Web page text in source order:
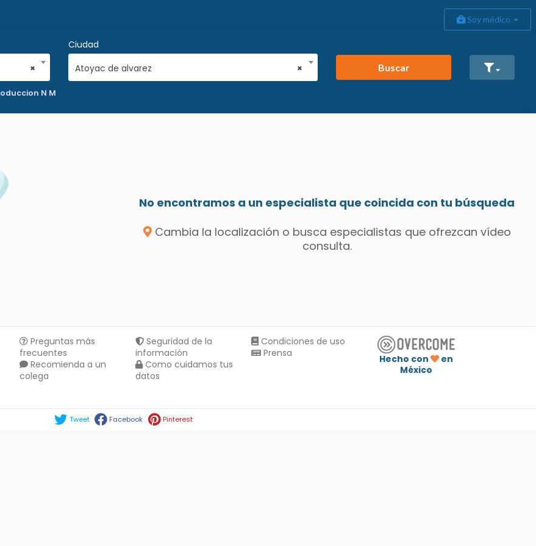
Soy médico
×
Ciudad
×
Atoyac de alvarez Buscar
N M
No encontramos a un especialista que coincida con tu búsqueda
Cambia la localización o busca especialistas que ofrezcan vídeo
consulta.
Preguntas más
frecuentes
Recomienda a un
colega
Seguridad de la
información
Como cuidamos tus
datos
Condiciones de uso
Prensa
Hecho con
en
México
Tweet Facebook Pinterest